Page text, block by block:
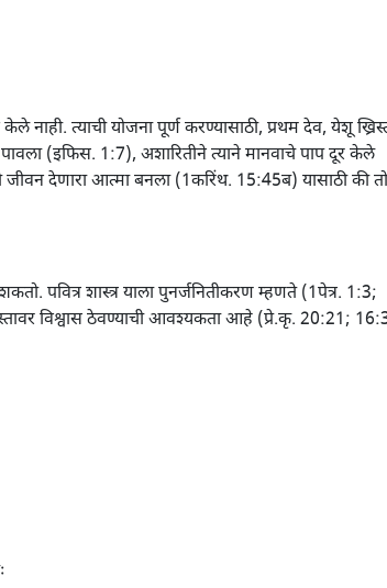
त्याची योजना पूर्ण करण्यासाठी, प्रथम देव, येशू
(इफिस. 1:7), अशारितीने त्याने मानवाचे पाप दूर केले
देणारा आत्मा बनला (1करिंथ. 15:45ब) यासाठी की तो
पवित्र शास्त्र याला पुनर्जनितीकरण म्हणते (1पेत्र. 1:3;
विश्वास ठेवण्याची आवश्यकता आहे (प्रे.कृ. 20:21;